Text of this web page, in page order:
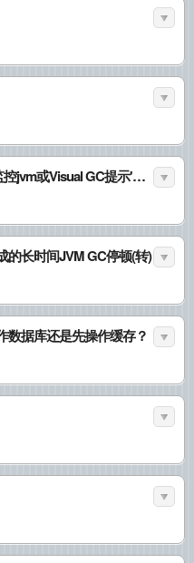
jvisualvm连接 jstatd远程监控jvm或Visual GC提示'不受此JVM支持'
的长时间JVM GC停顿(转)
数据库还是先操作缓存？